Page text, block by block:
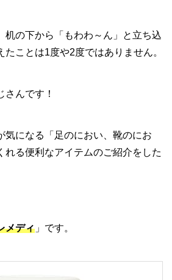
机の下から「もわわ～ん」と立ち込
ことは1度や2度ではありません。
さんです！
気になる「足のにおい、靴のにお
れる便利なアイテムのご紹介をした
メディ 」です。